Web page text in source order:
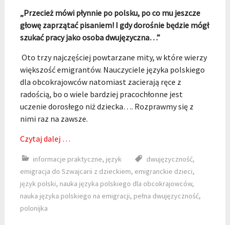
„Przecież mówi płynnie po polsku, po co mu jeszcze
głowę zaprzątać pisaniem! I gdy dorośnie będzie mógł
szukać pracy jako osoba dwujęzyczna…”
Oto trzy najczęściej powtarzane mity, w które wierzy
większość emigrantów. Nauczyciele języka polskiego
dla obcokrajowców natomiast zacierają ręce z
radością, bo o wiele bardziej pracochłonne jest
uczenie dorosłego niż dziecka…. Rozprawmy się z
nimi raz na zawsze.
Czytaj dalej …
informacje praktyczne, język dwujęzyczność,
emigracja do Szwajcarii z dzieckiem, emigranckie dzieci,
język polski, nauka języka polskiego dla obcokrajowców,
nauka języka polskiego na emigracji, pełna dwujęzyczność,
polonijka